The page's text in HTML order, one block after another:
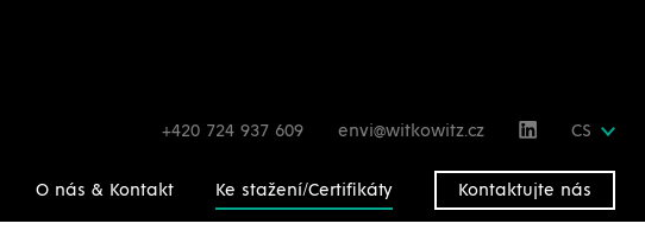
+420 724 937 609 envi@witkowitz.cz CS
O nás & Kontakt Ke stažení/Certifikáty Kontaktujte nás